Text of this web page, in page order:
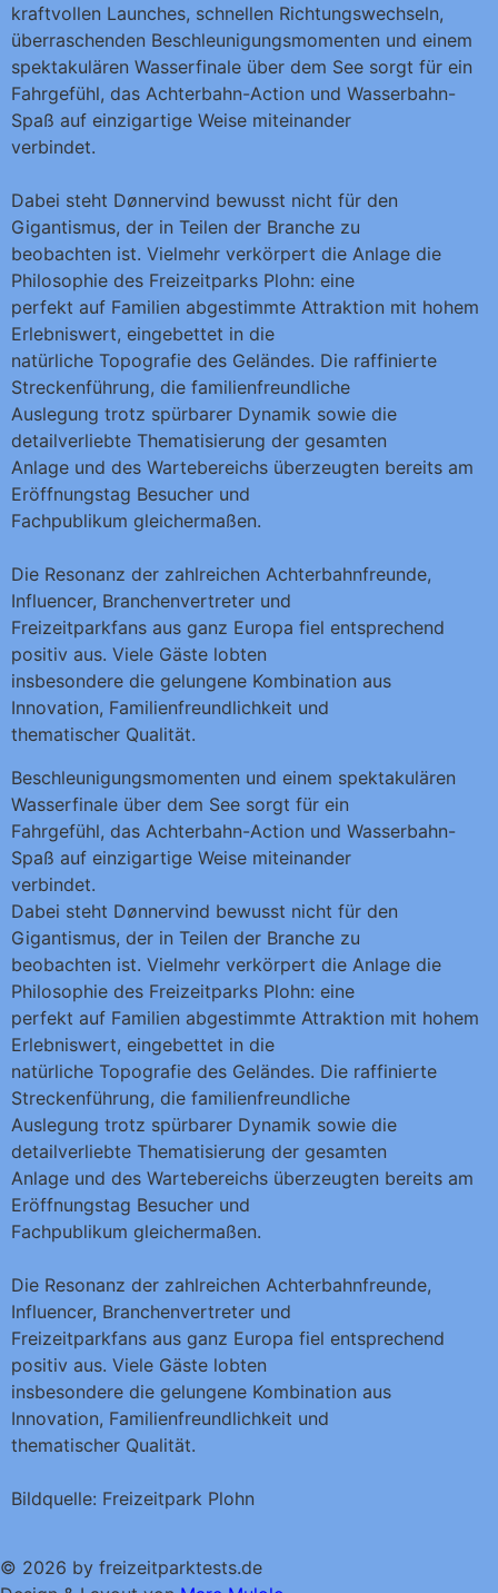
kraftvollen Launches, schnellen Richtungswechseln,
überraschenden Beschleunigungsmomenten und einem
spektakulären Wasserfinale über dem See sorgt für ein
Fahrgefühl, das Achterbahn-Action und Wasserbahn-
Spaß auf einzigartige Weise miteinander
verbindet.
Dabei steht Dønnervind bewusst nicht für den
Gigantismus, der in Teilen der Branche zu
beobachten ist. Vielmehr verkörpert die Anlage die
Philosophie des Freizeitparks Plohn: eine
perfekt auf Familien abgestimmte Attraktion mit hohem
Erlebniswert, eingebettet in die
natürliche Topografie des Geländes. Die raffinierte
Streckenführung, die familienfreundliche
Auslegung trotz spürbarer Dynamik sowie die
detailverliebte Thematisierung der gesamten
Anlage und des Wartebereichs überzeugten bereits am
Eröffnungstag Besucher und
Fachpublikum gleichermaßen.
Die Resonanz der zahlreichen Achterbahnfreunde,
Influencer, Branchenvertreter und
Freizeitparkfans aus ganz Europa fiel entsprechend
positiv aus. Viele Gäste lobten
insbesondere die gelungene Kombination aus
Innovation, Familienfreundlichkeit und
thematischer Qualität.
Beschleunigungsmomenten und einem spektakulären
Wasserfinale über dem See sorgt für ein
Fahrgefühl, das Achterbahn-Action und Wasserbahn-
Spaß auf einzigartige Weise miteinander
verbindet.
Dabei steht Dønnervind bewusst nicht für den
Gigantismus, der in Teilen der Branche zu
beobachten ist. Vielmehr verkörpert die Anlage die
Philosophie des Freizeitparks Plohn: eine
perfekt auf Familien abgestimmte Attraktion mit hohem
Erlebniswert, eingebettet in die
natürliche Topografie des Geländes. Die raffinierte
Streckenführung, die familienfreundliche
Auslegung trotz spürbarer Dynamik sowie die
detailverliebte Thematisierung der gesamten
Anlage und des Wartebereichs überzeugten bereits am
Eröffnungstag Besucher und
Fachpublikum gleichermaßen.
Die Resonanz der zahlreichen Achterbahnfreunde,
Influencer, Branchenvertreter und
Freizeitparkfans aus ganz Europa fiel entsprechend
positiv aus. Viele Gäste lobten
insbesondere die gelungene Kombination aus
Innovation, Familienfreundlichkeit und
thematischer Qualität.
Bildquelle: Freizeitpark Plohn
© 2026 by freizeitparktests.de